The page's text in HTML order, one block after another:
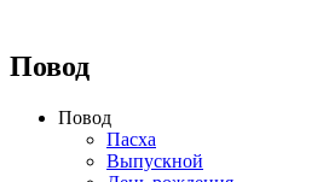
Повод
Повод
Пасха
Выпускной